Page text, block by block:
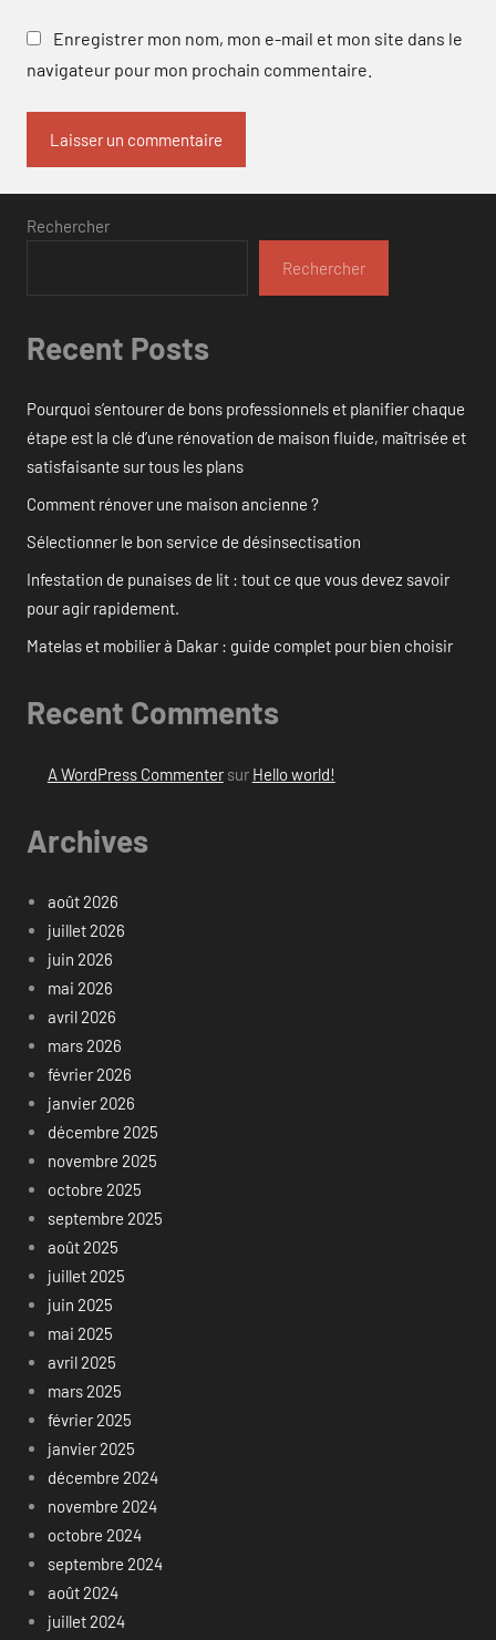
Enregistrer mon nom, mon e-mail et mon site dans le
navigateur pour mon prochain commentaire.
Rechercher
Rechercher
Recent Posts
Pourquoi s’entourer de bons professionnels et planifier chaque
étape est la clé d’une rénovation de maison fluide, maîtrisée et
satisfaisante sur tous les plans
Comment rénover une maison ancienne ?
Sélectionner le bon service de désinsectisation
Infestation de punaises de lit : tout ce que vous devez savoir
pour agir rapidement.
Matelas et mobilier à Dakar : guide complet pour bien choisir
Recent Comments
A WordPress Commentersur Hello world!
Archives
août 2026
juillet 2026
juin 2026
mai 2026
avril 2026
mars 2026
février 2026
janvier 2026
décembre 2025
novembre 2025
octobre 2025
septembre 2025
août 2025
juillet 2025
juin 2025
mai 2025
avril 2025
mars 2025
février 2025
janvier 2025
décembre 2024
novembre 2024
octobre 2024
septembre 2024
août 2024
juillet 2024